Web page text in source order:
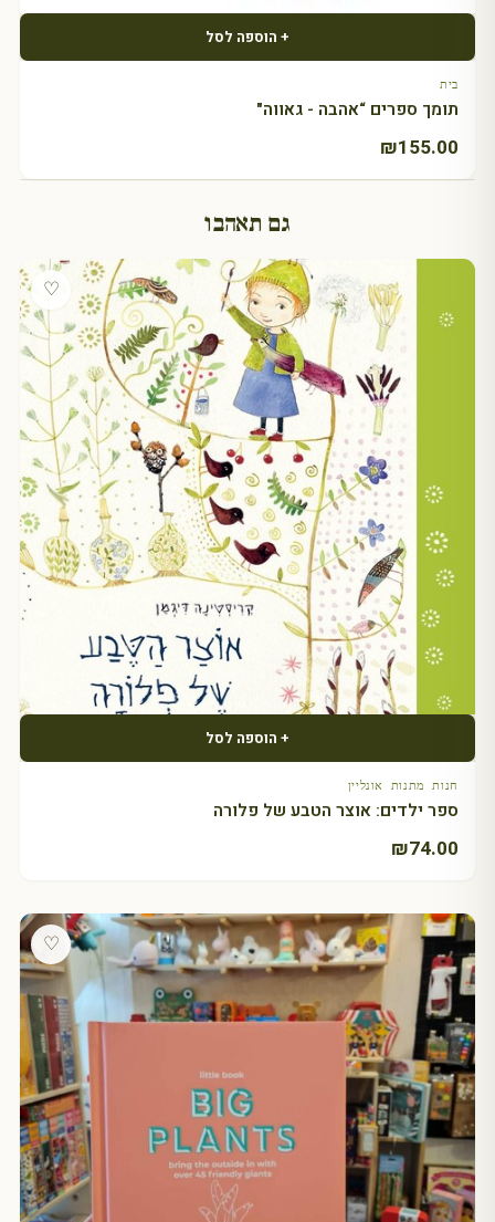
+ הוספה לסל
בית
תומך ספרים “אהבה - גאווה"
₪155.00
גם תאהבו
♡
+ הוספה לסל
חנות מתנות אונליין
ספר ילדים: אוצר הטבע של פלורה
₪74.00
♡